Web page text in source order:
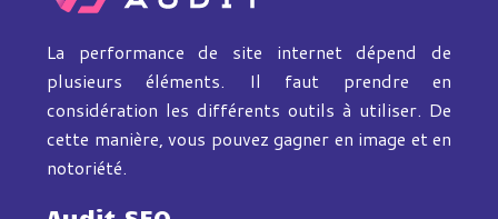
La performance de site internet dépend de
plusieurs éléments. Il faut prendre en
considération les différents outils à utiliser. De
cette manière, vous pouvez gagner en image et en
notoriété.